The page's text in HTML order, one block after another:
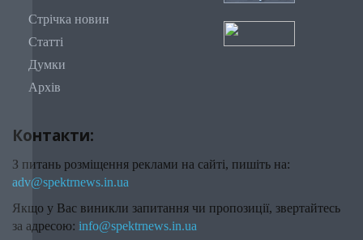
Стрічка новин
Статті
Думки
Архів
Контакти:
З питань розміщення реклами на сайті, пишіть на:
adv@spektrnews.in.ua
Якщо у Вас виникли запитання чи пропозиції, звертайтесь
за адресою: info@spektrnews.in.ua